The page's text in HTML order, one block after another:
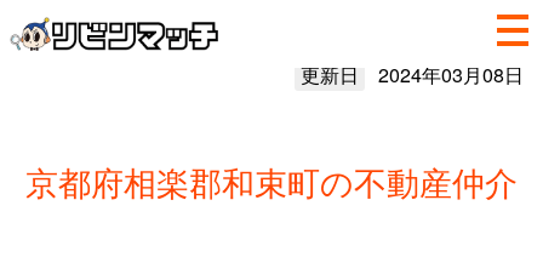
更新日 2024年03月08日
京都府相楽郡和束町の不動産仲介